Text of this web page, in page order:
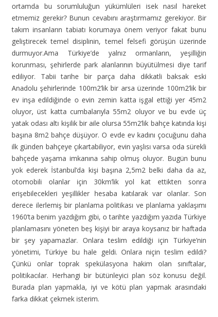
ortamda bu sorumluluğun yükümlüleri isek nasıl hareket
etmemiz gerekir? Bunun cevabını araştırmamız gerekiyor. Bir
takım insanların tabiatı korumaya önem veriyor fakat bunu
geliştirecek temel disiplinin, temel felsefi görüşün üzerinde
durmuyor.Ama Türkiye’de yalnız ormanların, yeşilliğin
korunması, şehirlerde park alanlarının büyütülmesi diye tarif
ediliyor. Tabii tarihe bir parça daha dikkatli baksak eski
Anadolu şehirlerinde 100m2’lik bir arsa üzerinde 100m2’lik bir
ev inşa edildiğinde o evin zemin katta işgal ettiği yer 45m2
oluyor, üst katta cumbalarıyla 55m2 oluyor ve bu evde üç
yatak odası altı kişilik bir aile olursa 55m2’lik bahçe katında kişi
başına 8m2 bahçe düşüyor. O evde ev kadını çocuğunu daha
ilk günden bahçeye çıkartabiliyor, evin yaşlısı varsa oda sürekli
bahçede yaşama imkanına sahip olmuş oluyor. Bugün bunu
yok ederek İstanbul’da kişi başına 2,5m2 belki daha da az,
otomobili olanlar için 30km’lik yol kat ettikten sonra
erişebilecekleri yeşillikler hesaba katılarak var olanlar. Son
derece ilerlemiş bir planlama politikası ve planlama yaklaşımı
1960’ta benim yazdığım gibi, o tarihte yazdığım yazıda Türkiye
planlamasını yöneten beş kişiyi bir araya koysanız bir haftada
bir şey yapamazlar. Onlara teslim edildiği için Türkiye’nin
yönetimi, Türkiye bu hale geldi. Onlara niçin teslim edildi?
Çünkü onlar toprak spekülasyona hakim olan sınıftalar,
politikacılar. Herhangi bir bütünleyici plan söz konusu değil.
Burada plan yapmakla, iyi ve kötü plan yapmak arasındaki
farka dikkat çekmek isterim.